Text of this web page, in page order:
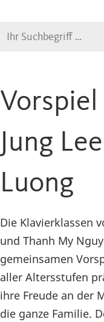
Suche
Jung
Luong
Die Klavierklassen
und Thanh My
gemeinsamen
aller Altersstufen
ihre Freude an der
die ganze Familie.